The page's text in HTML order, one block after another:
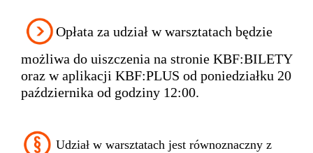
Opłata za udział w warsztatach będzie
możliwa do uiszczenia na stronie KBF:BILETY
oraz w aplikacji KBF:PLUS od poniedziałku 20
października od godziny 12:00.
Udział w warsztatach jest równoznaczny z